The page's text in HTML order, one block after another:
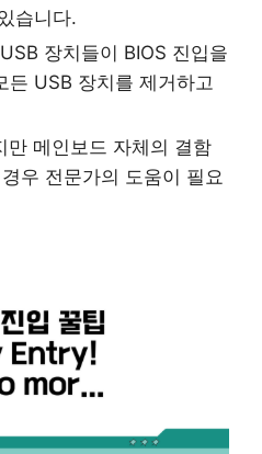
습니다.
장치들이 BIOS 진입을
든 USB 장치를 제거하고
만 메인보드 자체의 결함
우 전문가의 도움이 필요